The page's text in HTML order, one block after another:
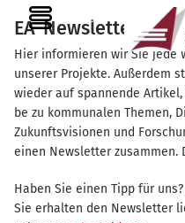
Inhalt
springen
EA-Newsletter
Hier infor­mie­ren wir Sie jede
unse­rer Pro­jek­te. Außer­dem
wie­der auf span­nen­de
be zu kom­mu­na­len The­men,
Zukunfts­vi­sio­nen und
einen News­let­ter zusam­men.
Haben Sie einen Tipp für uns?
Sie erhal­ten den News­let­ter
MENU